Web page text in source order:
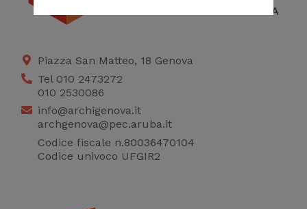
Cookie di profilazione
Ci permettono di
raccogliere dati
statistici su di te per
migliorare il servizio
Piazza San Matteo, 18 Genova
Tel 010 2473272
010 2530086
info@archigenova.it
archgenova@pec.aruba.it
Codice fiscale n.80036470104
Codice univoco UFGIR2